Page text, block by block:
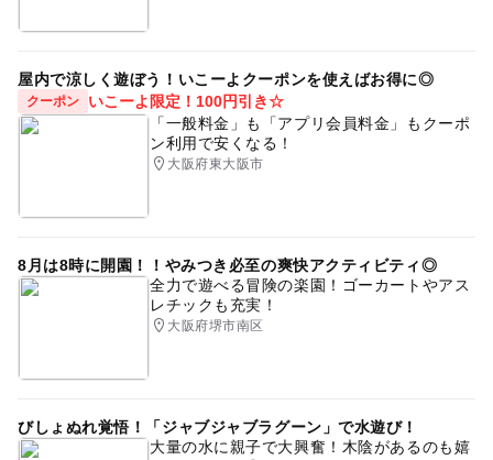
屋内で涼しく遊ぼう！いこーよクーポンを使えばお得に◎
クーポン
いこーよ限定！100円引き☆
「一般料金」も「アプリ会員料金」もクーポ
ン利用で安くなる！
大阪府東大阪市
8月は8時に開園！！やみつき必至の爽快アクティビティ◎
全力で遊べる冒険の楽園！ゴーカートやアス
レチックも充実！
大阪府堺市南区
びしょぬれ覚悟！「ジャブジャブラグーン」で水遊び！
大量の水に親子で大興奮！木陰があるのも嬉